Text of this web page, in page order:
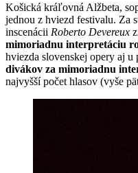
Košická kráľovná Alžbeta,
jednou z hviezd festivalu. Za
inscenácii Roberto Devereux
mimoriadnu interpretáciu
hviezda slovenskej opery aj
divákov za mimoriadnu
najvyšší počet hlasov (vyše